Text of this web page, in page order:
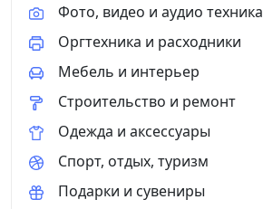
Фото, видео и аудио техника
Оргтехника и расходники
Мебель и интерьер
Строительство и ремонт
Одежда и аксессуары
Спорт, отдых, туризм
Подарки и сувениры